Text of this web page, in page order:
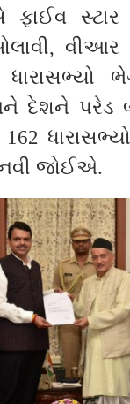
સ્ટાર
વીઆર
ધારાસભ્યો
અને દેશને
જોઈએ.